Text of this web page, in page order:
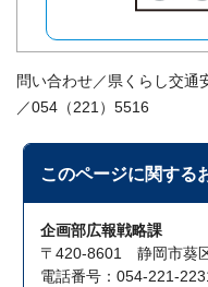
問い合わせ／県くらし交
／054（221）5516
このページに関する
企画部広報戦略課
〒420-8601 静岡市葵
電話番号：054-221-